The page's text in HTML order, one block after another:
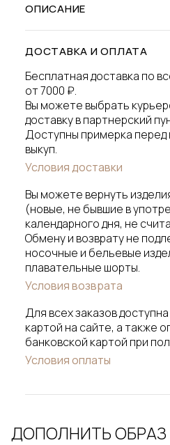
ОПИСАНИЕ
ДОСТАВКА И ОПЛАТА
Бесплатная доставка по
от 7000 ₽.
Вы можете выбрать
доставку в партнерский
Доступны примерка перед
выкуп.
Условия доставки
Вы можете вернуть
(новые, не бывшие в
календарного дня, не
Обмену и возврату не
носочные и бельевые
плавательные шорты.
Условия возврата
Для всех заказов
картой на сайте, а также
банковской картой при
Условия оплаты
ДОПОЛНИТЬ ОБРАЗ